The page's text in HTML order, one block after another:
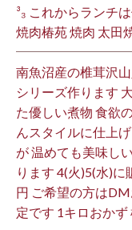
³₃ これからランチ
焼肉椿苑 焼肉 太田
南魚沼産の椎茸沢
シリーズ作ります
た優しい煮物 食欲
んスタイルに仕上
が 温めても美味しい
ります 4(火)5(水)
円 ご希望の方は
定です 1キロおかず